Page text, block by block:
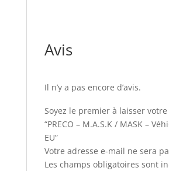
Avis
Il n’y a pas encore d’avis.
Soyez le premier à laisser
“PRECO – M.A.S.K / MASK –
EU”
Votre adresse e-mail ne sera
Les champs obligatoires sont